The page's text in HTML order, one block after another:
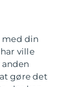
med din
ville
gøre det